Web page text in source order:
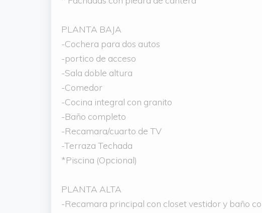
PLANTA BAJA
-Cochera para dos autos
-portico de acceso
-Sala doble altura
-Comedor
-Cocina integral con granito
-Baño completo
-Recamara/cuarto de TV
-Terraza Techada
*Piscina (Opcional)
PLANTA ALTA
-Recamara principal con closet vestidor y baño